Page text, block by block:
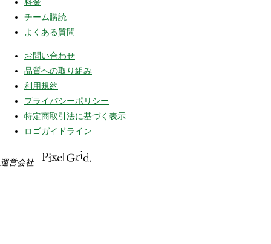
チーム購読
よくある質問
お問い合わせ
品質への取り組み
利用規約
プライバシーポリシー
特定商取引法に基づく表示
ロゴガイドライン
運営会社